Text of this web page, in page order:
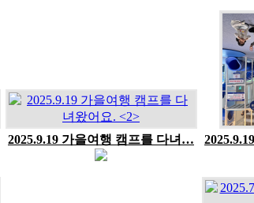
2025.9.19 가을여행 캠프를 다녀…